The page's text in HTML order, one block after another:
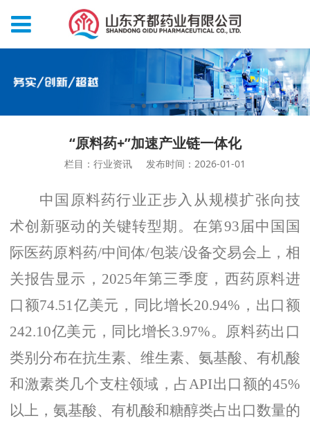
“原料药+”加速产业链一体化
栏目：行业资讯 发布时间：2026-01-01
中国原料药行业正步入从规模扩张向技
术创新驱动的关键转型期。在第93届中国国
际医药原料药/中间体/包装/设备交易会上，相
关报告显示，2025年第三季度，西药原料进
口额74.51亿美元，同比增长20.94%，出口额
242.10亿美元，同比增长3.97%。原料药出口
类别分布在抗生素、维生素、氨基酸、有机酸
和激素类几个支柱领域，占API出口额的45%
以上，氨基酸、有机酸和糖醇类占出口数量的